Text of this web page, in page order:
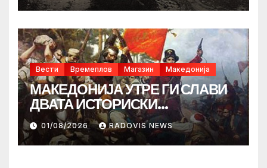
Вести Времеплов Магазин Македонија
МАКЕДОНИЈА УТРЕ ГИ СЛАВИ
ДВАТА ИСТОРИСКИ
ИЛИНДЕНА!
01/08/2026 RADOVIS NEWS